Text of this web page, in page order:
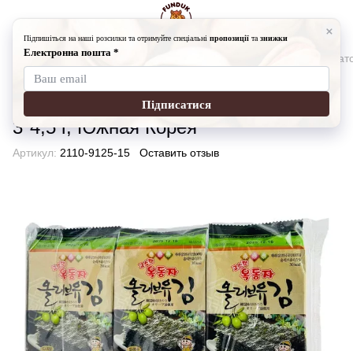
Азиатские продукты Другие
Корейский снек с морскими
водорослями в оливковом масле,
3*4,5 г, Южная Корея
Артикул: 2110-9125-15 Оставить отзыв